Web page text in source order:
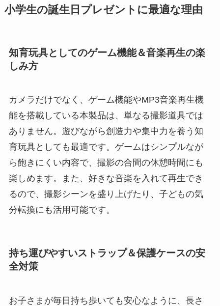
小学生の誕生日プレゼントに最適な理由
知育玩具としてのゲーム機能＆音楽再生の楽
しみ方
カメラだけでなく、ゲーム機能やMP3音楽再生機
能を搭載している本製品は、単なる撮影道具では
ありません。遊びながら創造力や集中力を養う知
育玩具としても最適です。ゲームはシンプルなが
ら飽きにくい内容で、撮影の合間の休憩時間にも
楽しめます。また、好きな音楽を入れて再生でき
るので、撮影シーンを盛り上げたり、子どもの気
分転換にも活用可能です。
持ち運びやすいストラップ＆保護ケースの安
全対策
お子さまが毎日持ち歩いても安心なように、長さ